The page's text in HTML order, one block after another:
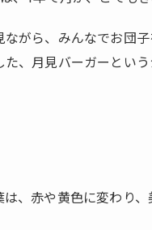
ながら、みんなでお団
、月見バーガーとい
、赤や黄色に変わり、